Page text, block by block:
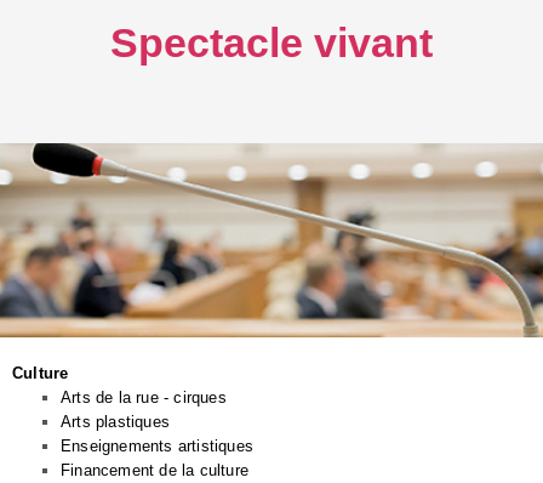
Spectacle vivant
Culture
Arts de la rue - cirques
Arts plastiques
Enseignements artistiques
Financement de la culture